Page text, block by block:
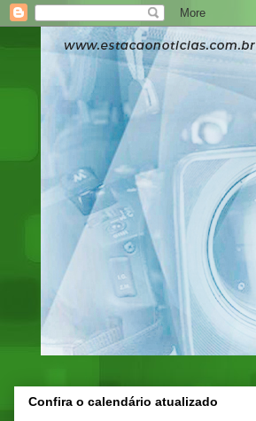
Confira o calendário atualizado